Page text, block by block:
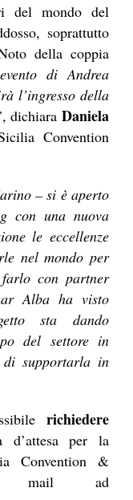
del mondo del
soprattutto
della coppia
di Andrea
l’ingresso della
, dichiaraDaniela
Convention
– si è aperto
con una nuova
le eccellenze
nel mondo per
con partner
Alba ha visto
sta dando
del settore in
supportarla in
richiedere
per la
Convention &
mail ad